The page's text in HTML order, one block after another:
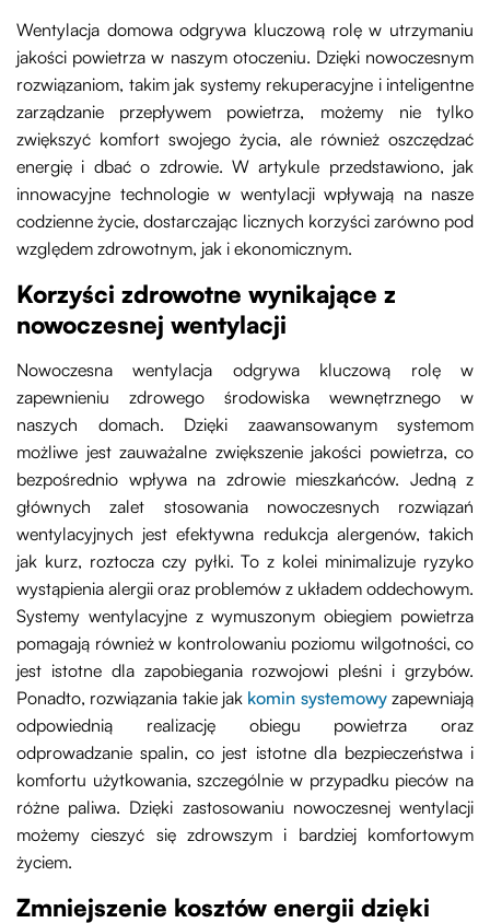
Wentylacja domowa odgrywa kluczową rolę w utrzymaniu
jakości powietrza w naszym otoczeniu. Dzięki nowoczesnym
rozwiązaniom, takim jak systemy rekuperacyjne i inteligentne
zarządzanie przepływem powietrza, możemy nie tylko
zwiększyć komfort swojego życia, ale również oszczędzać
energię i dbać o zdrowie. W artykule przedstawiono, jak
innowacyjne technologie w wentylacji wpływają na nasze
codzienne życie, dostarczając licznych korzyści zarówno pod
względem zdrowotnym, jak i ekonomicznym.
Korzyści zdrowotne wynikające z
nowoczesnej wentylacji
Nowoczesna wentylacja odgrywa kluczową rolę w
zapewnieniu zdrowego środowiska wewnętrznego w
naszych domach. Dzięki zaawansowanym systemom
możliwe jest zauważalne zwiększenie jakości powietrza, co
bezpośrednio wpływa na zdrowie mieszkańców. Jedną z
głównych zalet stosowania nowoczesnych rozwiązań
wentylacyjnych jest efektywna redukcja alergenów, takich
jak kurz, roztocza czy pyłki. To z kolei minimalizuje ryzyko
wystąpienia alergii oraz problemów z układem oddechowym.
Systemy wentylacyjne z wymuszonym obiegiem powietrza
pomagają również w kontrolowaniu poziomu wilgotności, co
jest istotne dla zapobiegania rozwojowi pleśni i grzybów.
Ponadto, rozwiązania takie jak komin systemowyzapewniają
odpowiednią realizację obiegu powietrza oraz
odprowadzanie spalin, co jest istotne dla bezpieczeństwa i
komfortu użytkowania, szczególnie w przypadku pieców na
różne paliwa. Dzięki zastosowaniu nowoczesnej wentylacji
możemy cieszyć się zdrowszym i bardziej komfortowym
życiem.
Zmniejszenie kosztów energii dzięki